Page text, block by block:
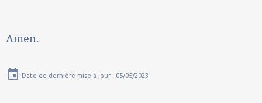
Amen.
Date de dernière mise à jour : 05/05/2023